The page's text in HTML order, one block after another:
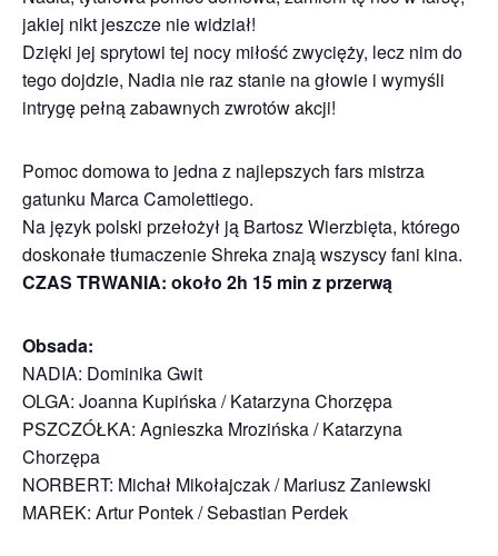
jakiej nikt jeszcze nie widział!
Dzięki jej sprytowi tej nocy miłość zwycięży, lecz nim do
tego dojdzie, Nadia nie raz stanie na głowie i wymyśli
intrygę pełną zabawnych zwrotów akcji!
Pomoc domowa to jedna z najlepszych fars mistrza
gatunku Marca Camolettiego.
Na język polski przełożył ją Bartosz Wierzbięta, którego
doskonałe tłumaczenie Shreka znają wszyscy fani kina.
CZAS TRWANIA: około 2h 15 min z przerwą
Obsada:
NADIA: Dominika Gwit
OLGA: Joanna Kupińska / Katarzyna Chorzępa
PSZCZÓŁKA: Agnieszka Mrozińska / Katarzyna
Chorzępa
NORBERT: Michał Mikołajczak / Mariusz Zaniewski
MAREK: Artur Pontek / Sebastian Perdek